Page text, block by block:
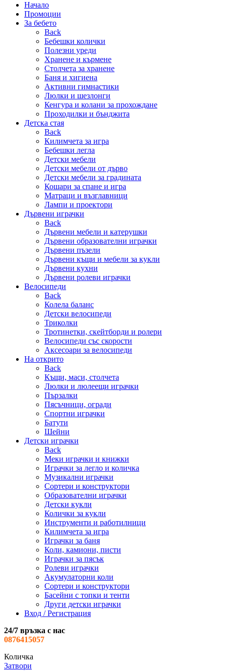
Начало
Промоции
За бебето
Back
Бебешки колички
Полезни уреди
Хранене и кърмене
Столчета за хранене
Баня и хигиена
Активни гимнастики
Люлки и шезлонги
Кенгура и колани за прохождане
Проходилки и бънджита
Детска стая
Back
Килимчета за игра
Бебешки легла
Детски мебели
Детски мебели от дърво
Детски мебели за градината
Кошари за спане и игра
Матраци и възглавници
Лампи и проектори
Дървени играчки
Back
Дървени мебели и катерушки
Дървени образователни играчки
Дървени пъзели
Дървени къщи и мебели за кукли
Дървени кухни
Дървени ролеви играчки
Велосипеди
Back
Колела баланс
Детски велосипеди
Триколки
Тротинетки, скейтборди и ролери
Велосипеди със скорости
Аксесоари за велосипеди
На открито
Back
Къщи, маси, столчета
Люлки и люлеещи играчки
Пързалки
Пясъчници, огради
Спортни играчки
Батути
Шейни
Детски играчки
Back
Меки играчки и книжки
Играчки за легло и количка
Музикални играчки
Сортери и конструктори
Образователни играчки
Детски кукли
Колички за кукли
Инструменти и работилници
Килимчета за игра
Играчки за баня
Коли, камиони, писти
Играчки за пясък
Ролеви играчки
Акумулаторни коли
Сортери и конструктори
Басейни с топки и тенти
Други детски играчки
Вход / Регистрация
24/7 връзка с нас
0876415057
Количка
Затвори